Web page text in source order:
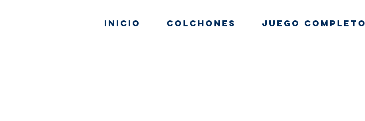
Inicio Colchones Juego Completo